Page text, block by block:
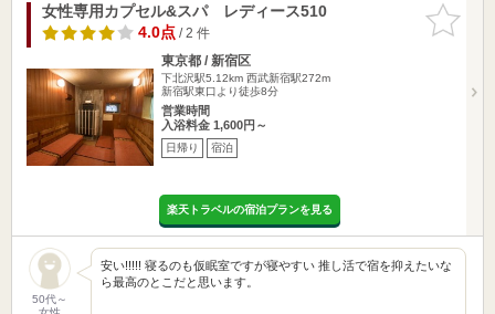
お気に入
りに追加
女性専用カプセル&スパ レディース510
4.0点/ 2 件
東京都 / 新宿区
下北沢駅5.12km 西武新宿駅272m
新宿駅東口より徒歩8分
営業時間
入浴料金 1,600円～
日帰り 宿泊
楽天トラベルの宿泊プランを見る
50代～
安い!!!!! 寝るのも仮眠室ですが寝やすい 推し活で宿を抑えたいな
ら最高のとこだと思います。